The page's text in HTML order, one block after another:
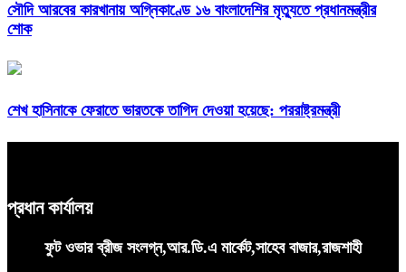
সৌদি আরবের কারখানায় অগ্নিকাণ্ডে ১৬ বাংলাদেশির মৃত্যুতে প্রধানমন্ত্রীর
শোক
শেখ হাসিনাকে ফেরাতে ভারতকে তাগিদ দেওয়া হয়েছে: পররাষ্ট্রমন্ত্রী
প্রধান কার্যালয়
ফুট ওভার ব্রীজ সংলগ্ন,আর.ডি.এ মার্কেট,সাহেব বাজার,রাজশাহী